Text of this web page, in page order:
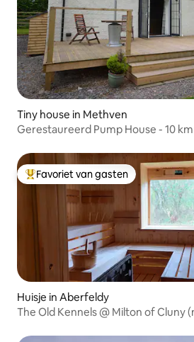
Tiny house in Methven
Gerestaureerd Pump House - 10
Topfavoriet van gasten
Favoriet van gasten
Huisje in Aberfeldy
The Old Kennels @ Milton of Cluny